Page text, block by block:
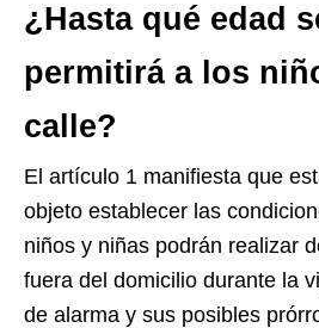
¿Hasta qué edad
permitirá a los
calle?
El artículo 1 manifiesta que
objeto establecer las
niños y niñas podrán realizar
fuera del domicilio durante la
de alarma y sus posibles